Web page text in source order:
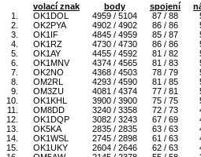
volací znak body spojení
1.
OK1DOL 4959 / 5104 87 / 88
2.
OK2PYA 4902 / 4902 86 / 86
3.
OK1IF 4845 / 4959 85 / 87
4.
OK1RZ 4730 / 4730 86 / 86
5.
OK1AY 4455 / 4592 81 / 82
6.
OK1MNV 4374 / 4565 81 / 83
7.
OK2NO 4368 / 4503 78 / 79
8.
OM2RL 4293 / 4590 81 / 85
9.
OM3ZU 4081 / 4374 77 / 81
10.
OK1KHL 3900 / 3900 75 / 75
11.
OM8DD 3240 / 3358 72 / 73
12.
OK1DQP 3082 / 3243 67 / 69
13.
OK5KA 2835 / 2835 63 / 63
14.
OK1WSL 2745 / 2898 61 / 63
15.
OK1UKY 2604 / 2646 62 / 63